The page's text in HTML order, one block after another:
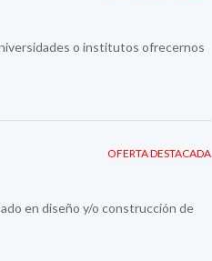
o institutos ofrecernos
OFERTA DESTACADA
en diseño y/o construcción de